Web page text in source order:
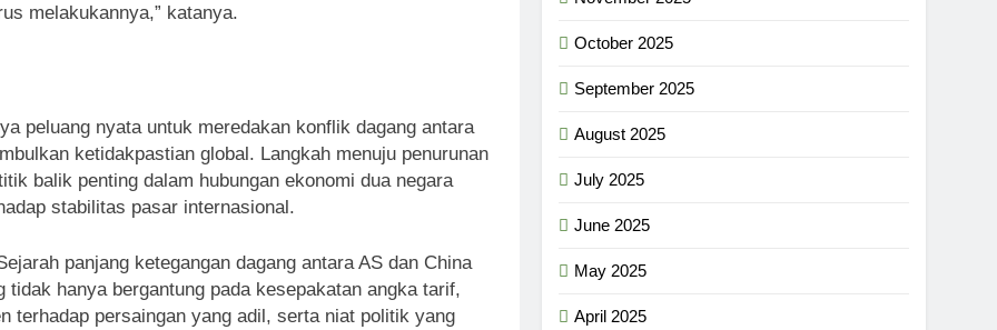
melakukannya,” katanya.
peluang nyata untuk meredakan konflik dagang antara
ketidakpastian global. Langkah menuju penurunan
balik penting dalam hubungan ekonomi dua negara
stabilitas pasar internasional.
panjang ketegangan dagang antara AS dan China
hanya bergantung pada kesepakatan angka tarif,
terhadap persaingan yang adil, serta niat politik yang
October 2025
September 2025
August 2025
July 2025
June 2025
May 2025
April 2025